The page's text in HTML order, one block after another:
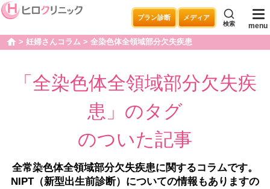
プラン診断 メディア
検索 menu
home妊婦さんコラム 全染色体全領域部分欠失疾患
「全染色体全領域部分欠失疾
患」のタグ
のついた記事
全常染色体全領域部分欠失疾患に関するコラムです。
NIPT（新型出生前診断）についての情報もありますの